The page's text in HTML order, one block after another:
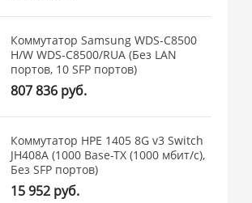
Коммутатор Samsung WDS-C8500
H/W WDS-C8500/RUA (Без LAN
портов, 10 SFP портов)
807 836 руб.
Коммутатор HPE 1405 8G v3 Switch
JH408A (1000 Base-TX (1000 мбит/с),
Без SFP портов)
15 952 руб.